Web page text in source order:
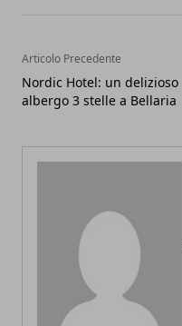
Articolo Precedente
Nordic Hotel: un delizioso
albergo 3 stelle a Bellaria